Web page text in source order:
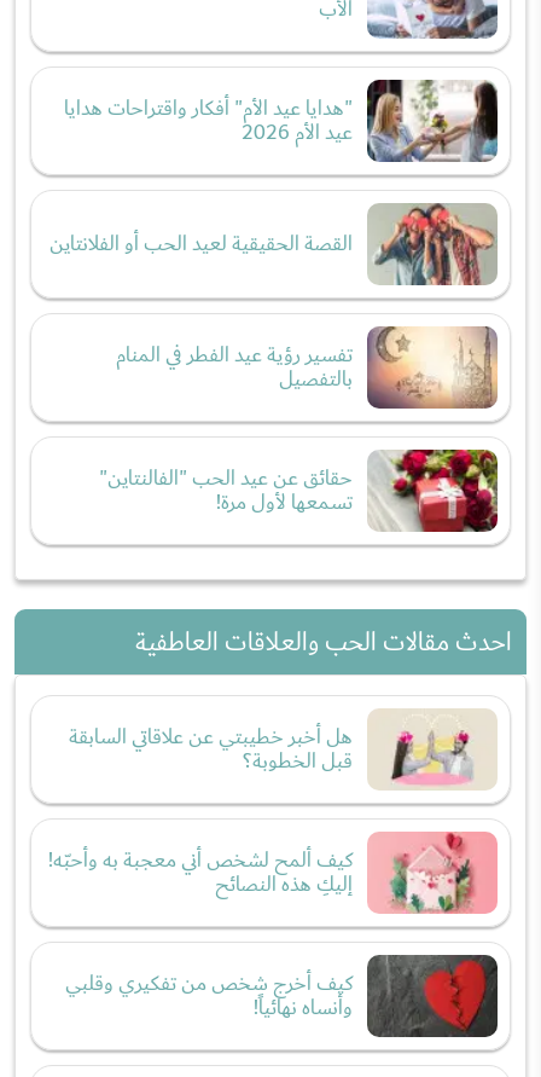
الأب
"هدايا عيد الأم" أفكار واقتراحات هدايا
عيد الأم 2026
القصة الحقيقية لعيد الحب أو الفلانتاين
تفسير رؤية عيد الفطر في المنام
بالتفصيل
حقائق عن عيد الحب "الفالنتاين"
تسمعها لأول مرة!
احدث مقالات الحب والعلاقات العاطفية
هل أخبر خطيبتي عن علاقاتي السابقة
قبل الخطوبة؟
كيف ألمح لشخص أني معجبة به وأحبّه!
إليكِ هذه النصائح
كيف أخرج شخص من تفكيري وقلبي
وأنساه نهائياً!